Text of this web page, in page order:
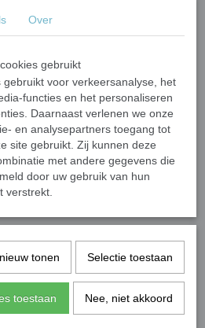
voor binnen- én
en UV-bestendigheid.
in grootte van 10 tot 20 mm
meerhoekige steentjes met
voor een veilige en gemakkelijke
glas met een hoogglanzende
te combineren met onze overig
voor unieke patronen.
Over
gebruikt
voor verkeersanalyse, het
functies en het personaliseren
Daarnaast verlenen we onze
en analysepartners toegang tot
site gebruikt. Zij kunnen deze
met andere gegevens die
door uw gebruik van hun
verstrekt.
tonen Selectie toestaan
toestaan Nee, niet akkoord